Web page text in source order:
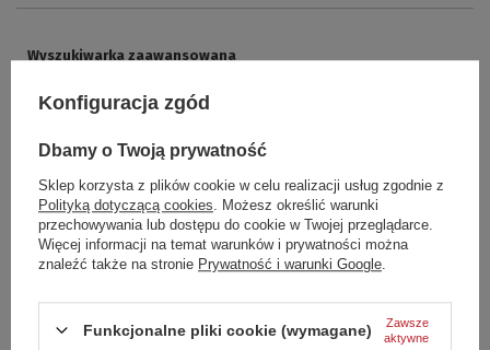
Wyszukiwarka zaawansowana
Kategoria wybierz
Odpowiedni
10 osób
12 osób
14 osób
15 osób
4 - 6 osób
6 - 8 osób
Cenie
Konfiguracja zgód
Dbamy o Twoją prywatność
Sklep korzysta z plików cookie w celu realizacji usług zgodnie z
Polityką dotyczącą cookies . Możesz określić warunki
przechowywania lub dostępu do cookie w Twojej przeglądarce.
Więcej informacji na temat warunków i prywatności można
znaleźć także na stronie Prywatność i warunki Google
Funkcjonalne pliki cookie (wymagane)
Zawsze
aktywne